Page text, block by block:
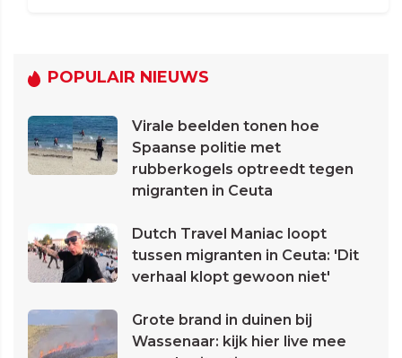
POPULAIR NIEUWS
Virale beelden tonen hoe
Spaanse politie met
rubberkogels optreedt tegen
migranten in Ceuta
Dutch Travel Maniac loopt
tussen migranten in Ceuta: 'Dit
verhaal klopt gewoon niet'
Grote brand in duinen bij
Wassenaar: kijk hier live mee